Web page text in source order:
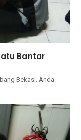
Bantar
Bekasi. Andа